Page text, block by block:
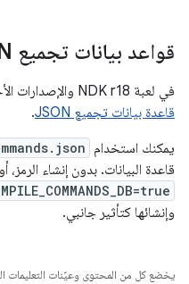
قواعد بيانات تجميع JSON
في لعبة NDK r18 والإصدارات الأحدث، يمكن أن تنشئ لعبة ndk-build
قاعدة بيانات تجميع JSON
.
يمكنك استخدام
قاعدة البيانات. بدون إنشاء الرمز، أو
وإنشائها كتأثير جانبي.
يخضع كل من المحتوى وعيّنات